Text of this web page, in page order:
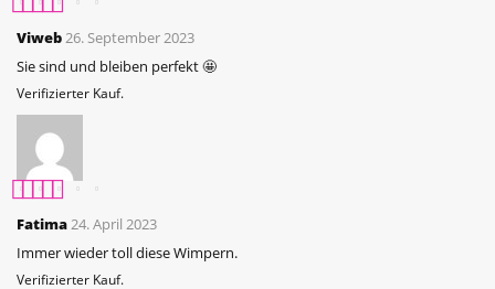
Bewertet mit5
von 5
Viweb26. September 2023
Sie sind und bleiben perfekt 🤩
Verifizierter Kauf.
Bewertet mit5
von 5
Fatima24. April 2023
Immer wieder toll diese Wimpern.
Verifizierter Kauf.